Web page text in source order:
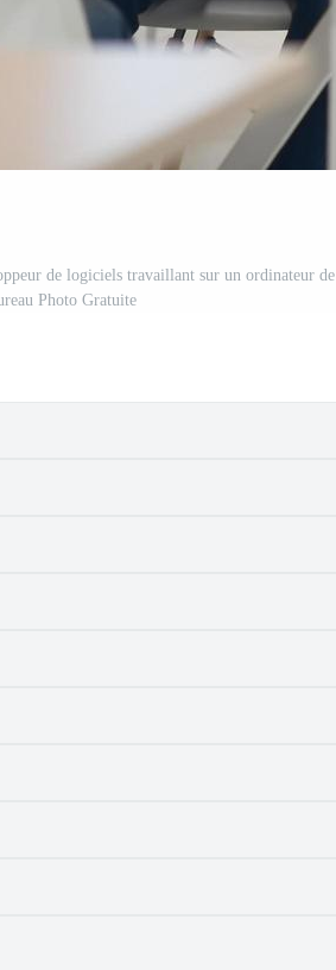
de logiciels travaillant sur un ordinateur de
Photo Gratuite